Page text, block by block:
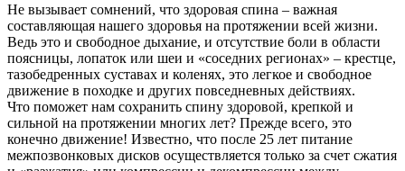
Не вызывает сомнений, что здоровая спина – важная
составляющая нашего здоровья на протяжении всей жизни.
Ведь это и свободное дыхание, и отсутствие боли в области
поясницы, лопаток или шеи и «соседних регионах» – крестце,
тазобедренных суставах и коленях, это легкое и свободное
движение в походке и других повседневных действиях.
Что поможет нам сохранить спину здоровой, крепкой и
сильной на протяжении многих лет? Прежде всего, это
конечно движение! Известно, что после 25 лет питание
межпозвонковых дисков осуществляется только за счет сжатия